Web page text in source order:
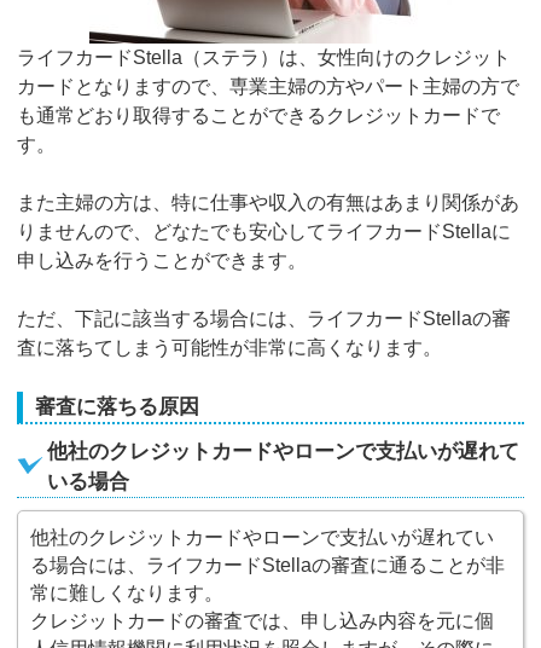
ライフカードStella（ステラ）は、女性向けのクレジット
カードとなりますので、専業主婦の方やパート主婦の方で
も通常どおり取得することができるクレジットカードで
す。
また主婦の方は、特に仕事や収入の有無はあまり関係があ
りませんので、どなたでも安心してライフカードStellaに
申し込みを行うことができます。
ただ、下記に該当する場合には、ライフカードStellaの審
査に落ちてしまう可能性が非常に高くなります。
審査に落ちる原因
他社のクレジットカードやローンで支払いが遅れて
いる場合
他社のクレジットカードやローンで支払いが遅れてい
る場合には、ライフカードStellaの審査に通ることが非
常に難しくなります。
クレジットカードの審査では、申し込み内容を元に個